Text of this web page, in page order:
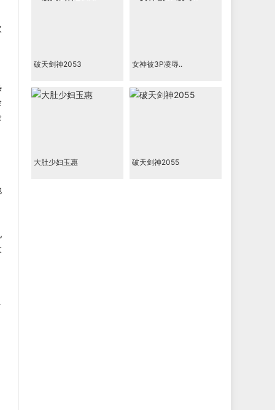
破天剑神2053 女神被3P凌辱..
大肚少妇玉惠 破天剑神2055